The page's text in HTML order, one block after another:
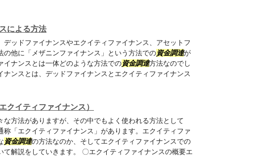
による方法
デッドファイナンスやエクイティファイナンス、アセットフ
の他に「メザニンファイナンス」という方法での資金調達が
イナンスとは一体どのような方法での資金調達方法なのでし
ナンスとは、デッドファイナンスとエクイティファイナンス
クイティファイナンス）
な方法がありますが、その中でもよく使われる方法として
称「エクイティファイナンス」があります。エクイティファ
資金調達の方法なのか、そしてエクイティファイナンスでの
て解説をしていきます。 〇エクイティファイナンスの概要エ